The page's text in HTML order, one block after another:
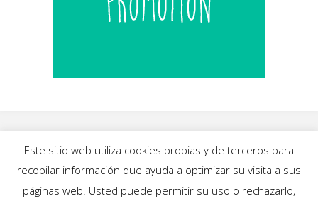
Este sitio web utiliza cookies propias y de terceros para
recopilar información que ayuda a optimizar su visita a sus
páginas web. Usted puede permitir su uso o rechazarlo,